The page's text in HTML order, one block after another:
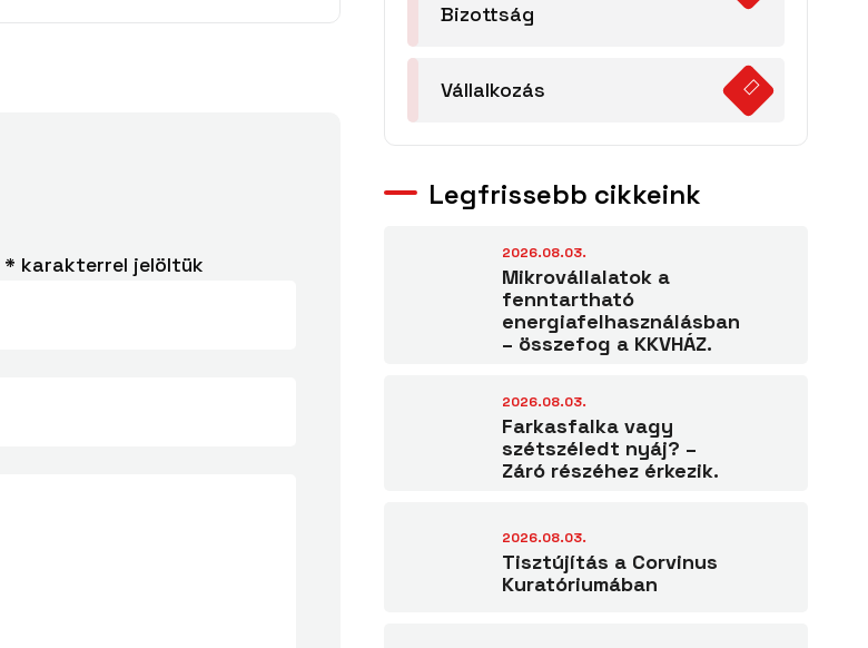
* karakterrel jelöltük
Bizottság
Vállalkozás
Legfrissebb cikkeink
2026.08.03.
Mikrovállalatok a
fenntartható
energiafelhasználásban
– összefog a KKVHÁZ.
2026.08.03.
Farkasfalka vagy
szétszéledt nyáj? –
Záró részéhez érkezik.
2026.08.03.
Tisztújítás a Corvinus
Kuratóriumában